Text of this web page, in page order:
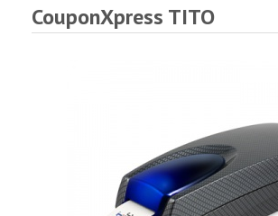
CouponXpress TITO